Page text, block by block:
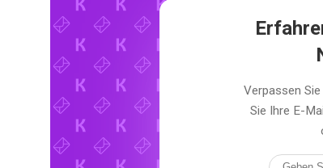
Verpassen
Sie Ihre E-